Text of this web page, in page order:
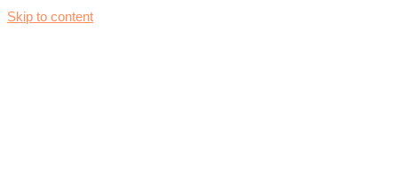
Skip to content